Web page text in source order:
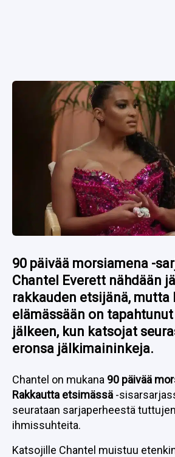
90 päivää morsiamena -
Chantel Everett nähdään
rakkauden etsijänä, mutta
elämässään on
jälkeen, kun katsojat
eronsa jälkimaininkeja.
Chantel on mukana 90 päivää
Rakkautta etsimässä -
seurataan sarjaperheestä
ihmissuhteita.
Katsojille Chantel muistuu